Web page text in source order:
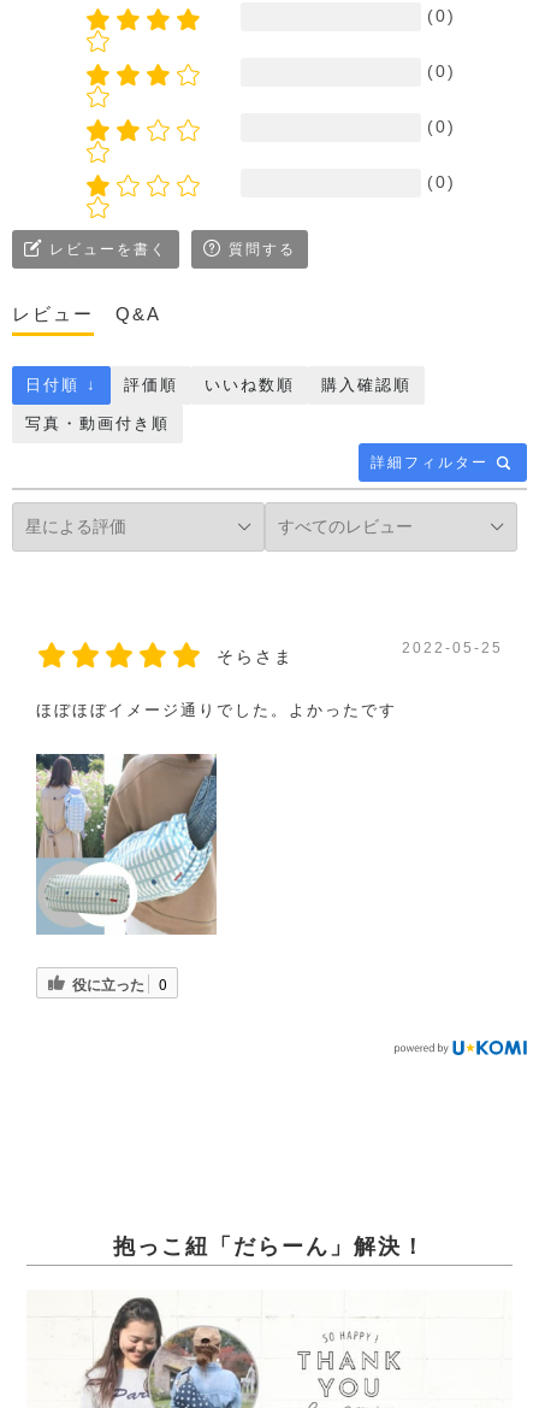
(0)
(0)
(0)
(0)
レビューを書く 質問する
レビュー Q&A
詳細フィルター
日付順 ↓ 評価順 いいね数順 購入確認順
写真・動画付き順
そらさま 2022-05-25
ほぼほぼイメージ通りでした。よかったです
役に立った 0
抱っこ紐「だらーん」解決！